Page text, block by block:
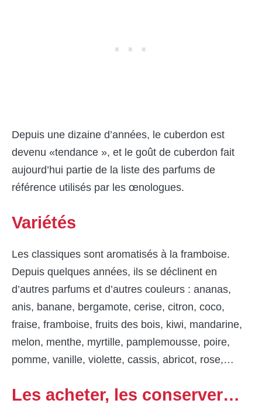
Depuis une dizaine d’années, le cuberdon est
devenu «tendance », et le goût de cuberdon fait
aujourd’hui partie de la liste des parfums de
référence utilisés par les œnologues.
Variétés
Les classiques sont aromatisés à la framboise.
Depuis quelques années, ils se déclinent en
d’autres parfums et d’autres couleurs : ananas,
anis, banane, bergamote, cerise, citron, coco,
fraise, framboise, fruits des bois, kiwi, mandarine,
melon, menthe, myrtille, pamplemousse, poire,
pomme, vanille, violette, cassis, abricot, rose,…
Les acheter, les conserver…